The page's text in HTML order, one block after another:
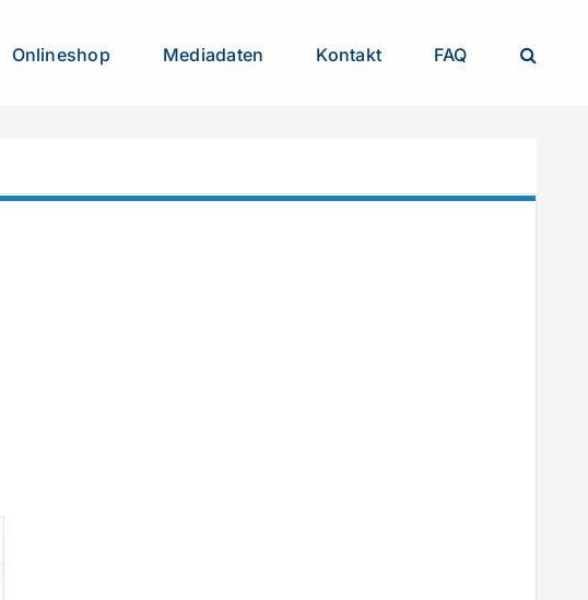
Onlineshop Mediadaten Kontakt FAQ